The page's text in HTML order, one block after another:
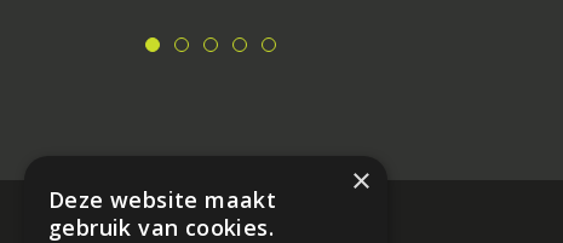
×
Deze website maakt
gebruik van cookies.